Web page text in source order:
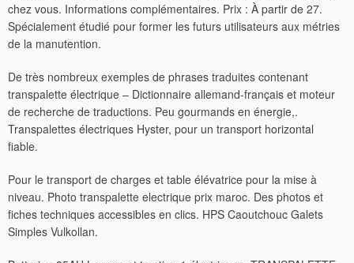
chez vous. Informations complémentaires. Prix : À partir de 27.
Spécialement étudié pour former les futurs utilisateurs aux métries
de la manutention.
De très nombreux exemples de phrases traduites contenant
transpalette électrique – Dictionnaire allemand-français et moteur
de recherche de traductions. Peu gourmands en énergie,.
Transpalettes électriques Hyster, pour un transport horizontal
fiable.
Pour le transport de charges et table élévatrice pour la mise à
niveau. Photo transpalette electrique prix maroc. Des photos et
fiches techniques accessibles en clics. HPS Caoutchouc Galets
Simples Vulkollan.